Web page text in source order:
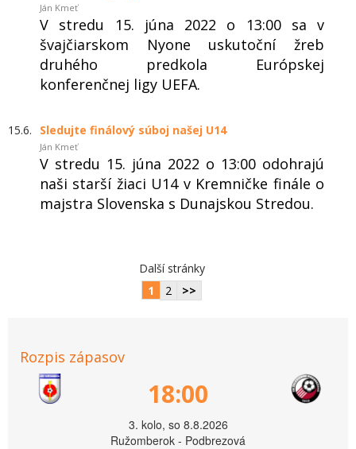
Ján Kmeť
V stredu 15. júna 2022 o 13:00 sa v
švajčiarskom Nyone uskutoční žreb
druhého predkola Európskej
konferenčnej ligy UEFA.
15.6. Sledujte finálový súboj našej U14
Ján Kmeť
V stredu 15. júna 2022 o 13:00 odohrajú
naši starší žiaci U14 v Kremničke finále o
majstra Slovenska s Dunajskou Stredou.
Další stránky
1
2 >>
Rozpis zápasov
18:00
3. kolo, so 8.8.2026
Ružomberok - Podbrezová